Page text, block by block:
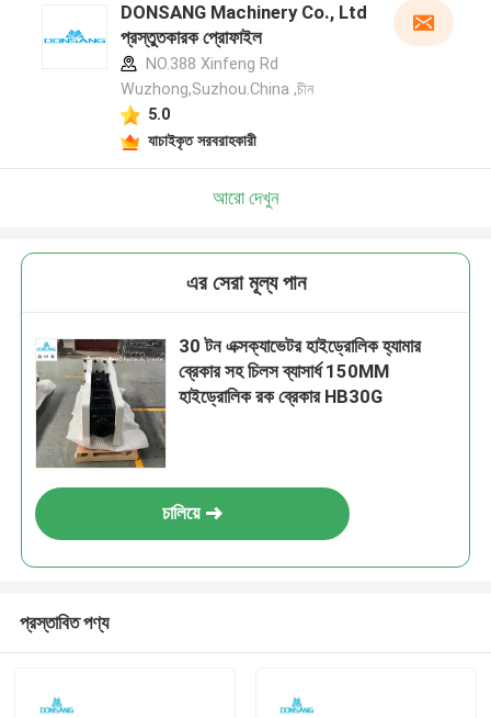
DONSANG Machinery Co., Ltd
প্রস্তুতকারক প্রোফাইল
NO.388 Xinfeng Rd
Wuzhong,Suzhou.China ,চীন
5.0
যাচাইকৃত সরবরাহকারী
আরো দেখুন
এর সেরা মূল্য পান
30 টন এক্সক্যাভেটর হাইড্রোলিক হ্যামার
ব্রেকার সহ চিলস ব্যাসার্ধ 150MM
হাইড্রোলিক রক ব্রেকার HB30G
চালিয়ে
প্রস্তাবিত পণ্য